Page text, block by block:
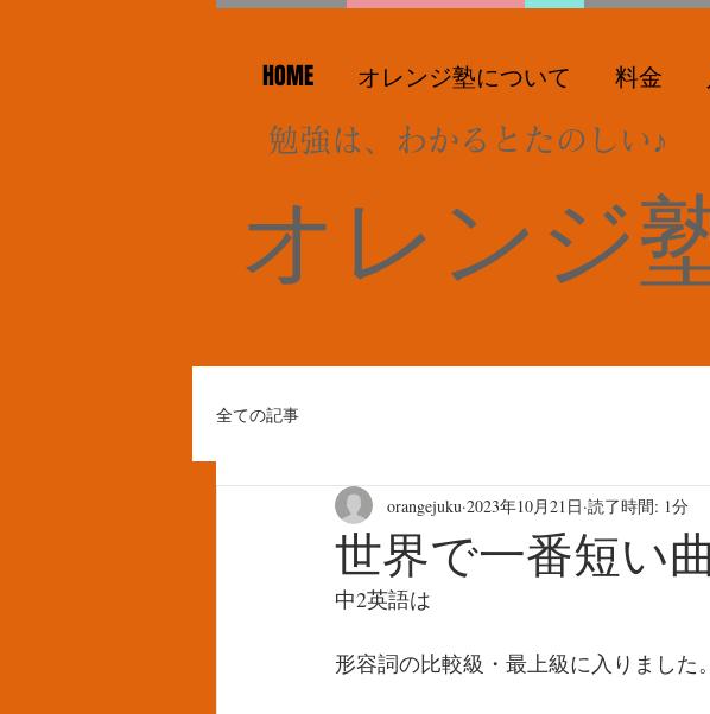
HOME オレンジ塾について 料金
勉強は、わかるとたのしい♪
オレンジ
全ての記事
世界で一番短い曲
orangejuku 2023年10月21日 読了時間: 1分
中2英語は
形容詞の比較級・最上級に入りました。